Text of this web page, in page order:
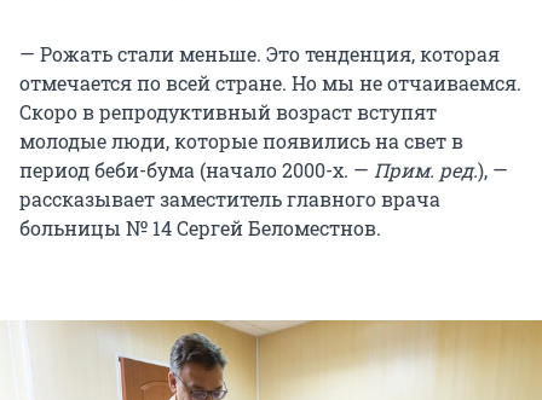
— Рожать стали меньше. Это тенденция, которая
отмечается по всей стране. Но мы не отчаиваемся.
Скоро в репродуктивный возраст вступят
молодые люди, которые появились на свет в
период беби-бума (начало 2000-х. — Прим. ред.), —
рассказывает заместитель главного врача
больницы № 14 Сергей Беломестнов.